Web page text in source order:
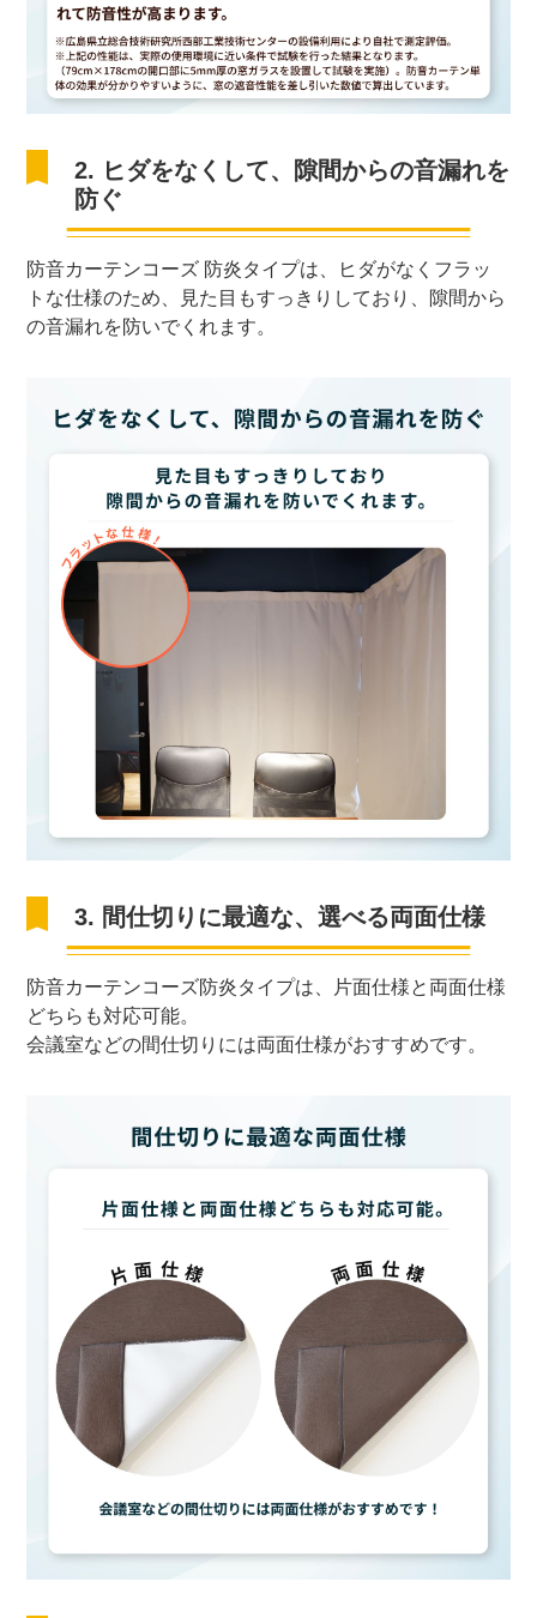
2. ヒダをなくして、隙間からの音漏れを
防ぐ
防音カーテンコーズ 防炎タイプは、ヒダがなくフラッ
トな仕様のため、見た目もすっきりしており、隙間から
の音漏れを防いでくれます。
3. 間仕切りに最適な、選べる両面仕様
防音カーテンコーズ防炎タイプは、片面仕様と両面仕様
どちらも対応可能。
会議室などの間仕切りには両面仕様がおすすめです。